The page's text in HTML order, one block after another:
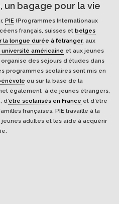
un bagage pour la vie
PIE (Programmes Internationaux
français, suisses et belges
la longue durée à l’étranger, aux
américaine et aux jeunes
organise des séjours d’études dans
programmes scolaires sont mis en
ou sur la base de la
également à de jeunes étrangers,
d’être scolarisés en France et d’être
françaises. PIE travaille à la
adultes et les aide à acquérir